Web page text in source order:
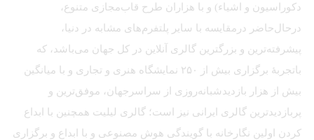
دکوراسیون و اشیاء) و با هزاران طرح قاب‌مجازی متنوع،
درحال‌حاضر درمقایسه با سایر پلتفرم‌های مشابه در دنیا،
پیشرفته‌ترین و بزرگترین گالری آنلاین در کل جهان می‌باشد، که
باتجربهٔ برگزاری بیش از ۲۵۰ نمایشگاه هنری و تجاری و با میانگین
بیش از هزار بازدیدشبانه‌روزی از سراسرجهان، موفق‌ترین و
پربازدیدترین گالری ایرانی نیز است؛ گالری لیلیت همچنین با ابداع
کردن اولین نگارخانه با گویندگی هوش مصنوعی و با ابداع و برگزاری